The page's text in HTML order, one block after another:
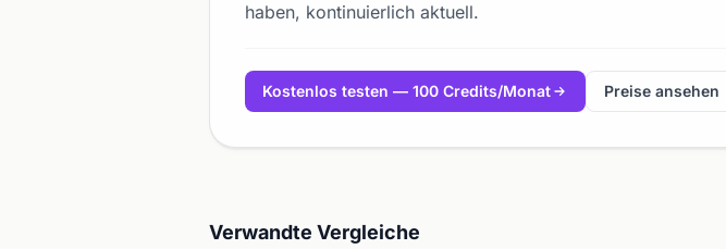
haben, kontinuierlich aktuell.
Kostenlos testen — 100 Credits/Monat Preise ansehen
Verwandte Vergleiche